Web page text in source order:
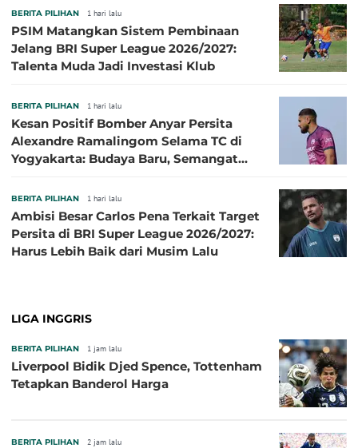
BERITA PILIHAN 1 hari lalu
PSIM Matangkan Sistem Pembinaan
Jelang BRI Super League 2026/2027:
Talenta Muda Jadi Investasi Klub
BERITA PILIHAN 1 hari lalu
Kesan Positif Bomber Anyar Persita
Alexandre Ramalingom Selama TC di
Yogyakarta: Budaya Baru, Semangat
BERITA PILIHAN 1 hari lalu
Ambisi Besar Carlos Pena Terkait Target
Persita di BRI Super League 2026/2027:
Harus Lebih Baik dari Musim Lalu
LIGA INGGRIS
BERITA PILIHAN 1 jam lalu
Liverpool Bidik Djed Spence, Tottenham
Tetapkan Banderol Harga
BERITA PILIHAN 2 jam lalu